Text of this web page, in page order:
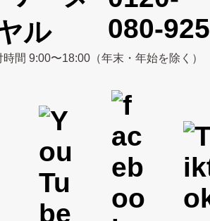
080-925
時間 9:00〜18:00（年末・年始を除く）